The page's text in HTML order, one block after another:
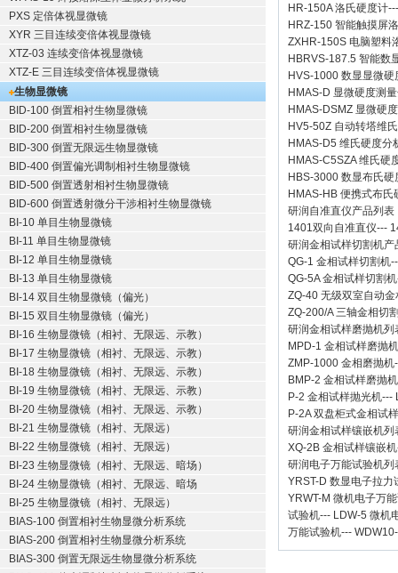
PXS 定倍体视显微镜
XYR 三目连续变倍体视显微镜
XTZ-03 连续变倍体视显微镜
XTZ-E 三目连续变倍体视显微镜
生物显微镜
BID-100 倒置相衬生物显微镜
BID-200 倒置相衬生物显微镜
BID-300 倒置无限远生物显微镜
BID-400 倒置偏光调制相衬生物显微镜
BID-500 倒置透射相衬生物显微镜
BID-600 倒置透射微分干涉相衬生物显微镜
BI-10 单目生物显微镜
BI-11 单目生物显微镜
BI-12 单目生物显微镜
BI-13 单目生物显微镜
BI-14 双目生物显微镜（偏光）
BI-15 双目生物显微镜（偏光）
BI-16 生物显微镜（相衬、无限远、示教）
BI-17 生物显微镜（相衬、无限远、示教）
BI-18 生物显微镜（相衬、无限远、示教）
BI-19 生物显微镜（相衬、无限远、示教）
BI-20 生物显微镜（相衬、无限远、示教）
BI-21 生物显微镜（相衬、无限远）
BI-22 生物显微镜（相衬、无限远）
BI-23 生物显微镜（相衬、无限远、暗场）
BI-24 生物显微镜（相衬、无限远、暗场
BI-25 生物显微镜（相衬、无限远）
BIAS-100 倒置相衬生物显微分析系统
BIAS-200 倒置相衬生物显微分析系统
BIAS-300 倒置无限远生物显微分析系统
HR-150A 洛氏硬度计
HRZ-150 智能触摸屏
ZXHR-150S 电脑塑料
HBRVS-187.5 智能数
HVS-1000 数显显微硬
HMAS-D 显微硬度测
HMAS-DSMZ 显微硬
HV5-50Z 自动转塔维
HMAS-D5 维氏硬度分
HMAS-C5SZA 维氏硬
HBS-3000 数显布氏硬
HMAS-HB 便携式布氏
研润自准直仪产品列表
1401双向自准直仪---
研润金相试样切割机产
QG-1 金相试样切割机
QG-5A 金相试样切割机
ZQ-40 无级双室自动金
ZQ-200/A 三轴金相切
研润金相试样磨抛机列
MPD-1 金相试样磨抛机
ZMP-1000 金相磨抛机
BMP-2 金相试样磨抛机
P-2 金相试样抛光机---
P-2A 双盘柜式金相试
研润金相试样镶嵌机列
XQ-2B 金相试样镶嵌机
研润电子万能试验机列
YRST-D 数显电子拉力
YRWT-M 微机电子万
试验机--- LDW-5 微机
万能试验机---